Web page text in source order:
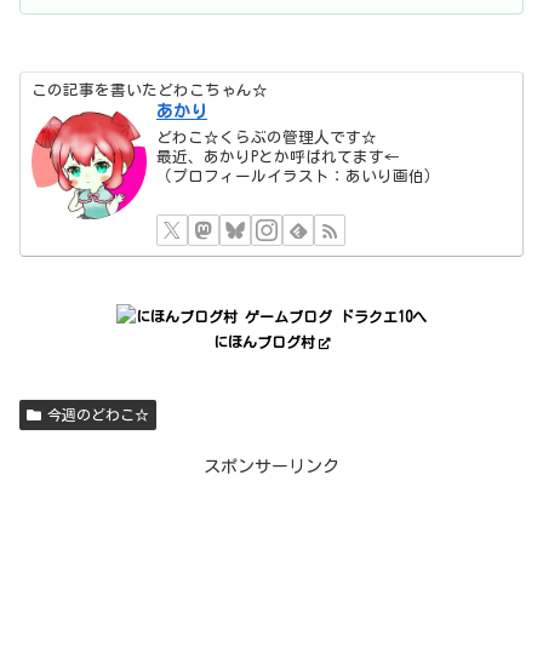
この記事を書いたどわこちゃん☆
あかり
どわこ☆くらぶの管理人です☆
最近、あかりPとか呼ばれてます←
（プロフィールイラスト：あいり画伯）
にほんブログ村
今週のどわこ☆
スポンサーリンク